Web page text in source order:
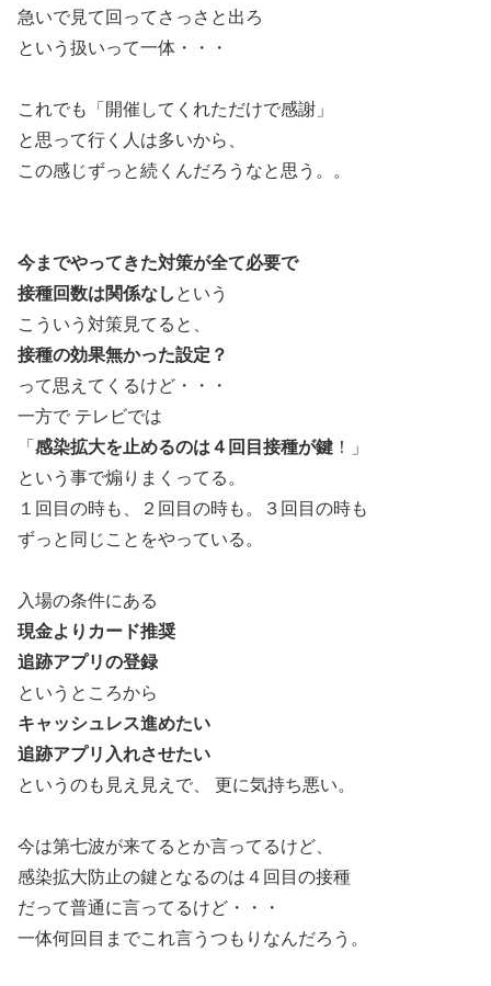
急いで見て回ってさっさと出ろ
という扱いって一体・・・
これでも「開催してくれただけで感謝」
と思って行く人は多いから、
この感じずっと続くんだろうなと思う。。
今までやってきた対策が全て必要で
接種回数は関係なし という
こういう対策見てると、
接種の効果無かった設定？
って思えてくるけど・・・
一方で テレビでは
「 感染拡大を止めるのは４回目接種が鍵 ！」
という事で煽りまくってる。
１回目の時も、２回目の時も。３回目の時も
ずっと同じことをやっている。
入場の条件にある
現金よりカード推奨
追跡アプリの登録
というところから
キャッシュレス進めたい
追跡アプリ入れさせたい
というのも見え見えで、 更に気持ち悪い。
今は第七波が来てるとか言ってるけど、
感染拡大防止の鍵となるのは４回目の接種
だって普通に言ってるけど・・・
一体何回目までこれ言うつもりなんだろう。